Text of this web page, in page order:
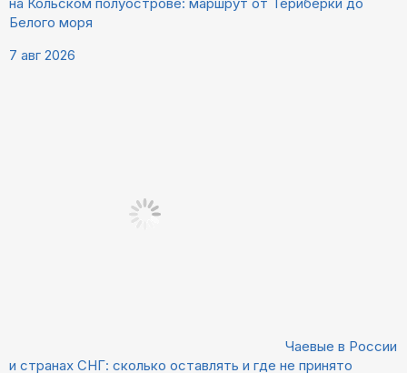
на Кольском полуострове: маршрут от Териберки до
Белого моря
7 авг 2026
Чаевые в России
и странах СНГ: сколько оставлять и где не принято